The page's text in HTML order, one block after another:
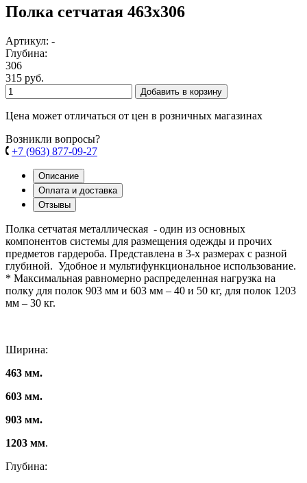
Полка сетчатая 463х306
Артикул: -
Глубина:
306
315 руб.
Добавить в корзину
Цена может отличаться от цен в розничных магазинах
Возникли вопросы?
+7 (963) 877-09-27
Описание
Оплата и доставка
Отзывы
Полка сетчатая металлическая - один из основных
компонентов системы для размещения одежды и прочих
предметов гардероба. Представлена в 3-х размерах с разной
глубиной. Удобное и мультифункциональное использование.
* Максимальная равномерно распределенная нагрузка на
полку для полок 903 мм и 603 мм – 40 и 50 кг, для полок 1203
мм – 30 кг.
Ширина:
463 мм.
603 мм.
903 мм.
1203 мм.
Глубина: